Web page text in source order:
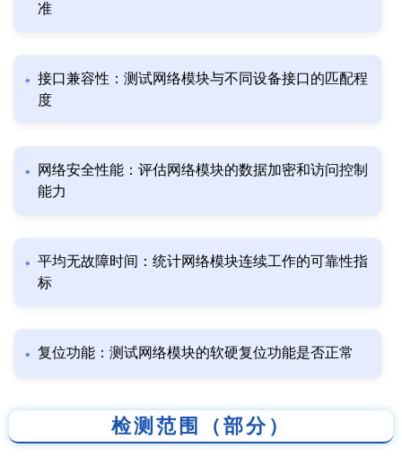
准
接口兼容性：测试网络模块与不同设备接口的匹配程
度
网络安全性能：评估网络模块的数据加密和访问控制
能力
平均无故障时间：统计网络模块连续工作的可靠性指
标
复位功能：测试网络模块的软硬复位功能是否正常
检测范围（部分）